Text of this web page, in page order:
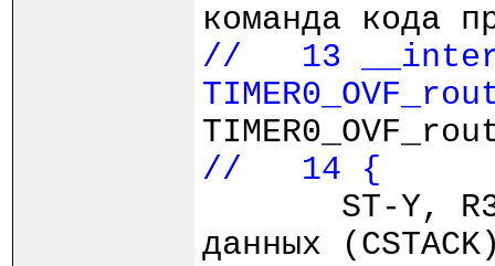
команда кода
// 13
// 14 {
ST-Y,
данных